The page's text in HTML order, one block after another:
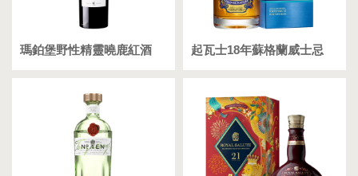
瑪鉑堡野性精靈曉鹿紅酒 起瓦士18年蘇格蘭威士忌